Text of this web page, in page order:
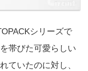
シリーズで
帯びた可愛らしい
ていたのに対し、